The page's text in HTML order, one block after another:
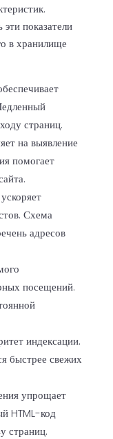
показатели
в хранилище
страниц.
на выявление
помогает
Схема
адресов
посещений.
индексации.
быстрее свежих
упрощает
HTML-код
страниц.